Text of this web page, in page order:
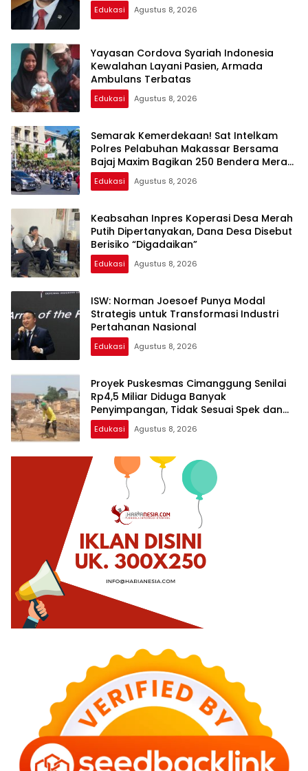
Edukasi Agustus 8, 2026
Yayasan Cordova Syariah Indonesia
Kewalahan Layani Pasien, Armada
Ambulans Terbatas
Edukasi Agustus 8, 2026
Semarak Kemerdekaan! Sat Intelkam
Polres Pelabuhan Makassar Bersama
Bajaj Maxim Bagikan 250 Bendera Merah
Putih
Edukasi Agustus 8, 2026
Keabsahan Inpres Koperasi Desa Merah
Putih Dipertanyakan, Dana Desa Disebut
Berisiko “Digadaikan”
Edukasi Agustus 8, 2026
ISW: Norman Joesoef Punya Modal
Strategis untuk Transformasi Industri
Pertahanan Nasional
Edukasi Agustus 8, 2026
Proyek Puskesmas Cimanggung Senilai
Rp4,5 Miliar Diduga Banyak
Penyimpangan, Tidak Sesuai Spek dan
Pekerja Abaikan K3
Edukasi Agustus 8, 2026